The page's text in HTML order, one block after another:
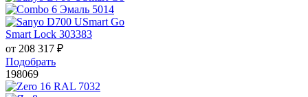
Smart Lock 303383
от 208 317 ₽
Подобрать
198069